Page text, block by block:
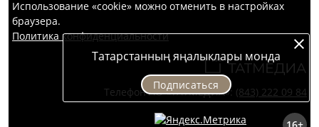
Татарстанның яңалыклары монда
Подписаться
Использование «cookie» можно отменить в настройках
браузера.
Политика конфиденциальности
Телефон АО «ТАТМЕДИА»: (843) 222 09 84